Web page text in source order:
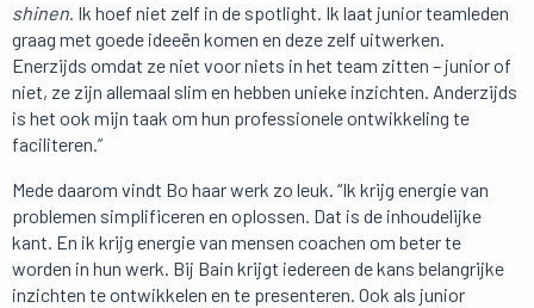
shinen. Ik hoef niet zelf in de spotlight. Ik laat junior teamleden
graag met goede ideeën komen en deze zelf uitwerken.
Enerzijds omdat ze niet voor niets in het team zitten – junior of
niet, ze zijn allemaal slim en hebben unieke inzichten. Anderzijds
is het ook mijn taak om hun professionele ontwikkeling te
faciliteren.”
Mede daarom vindt Bo haar werk zo leuk. “Ik krijg energie van
problemen simplificeren en oplossen. Dat is de inhoudelijke
kant. En ik krijg energie van mensen coachen om beter te
worden in hun werk. Bij Bain krijgt iedereen de kans belangrijke
inzichten te ontwikkelen en te presenteren. Ook als junior